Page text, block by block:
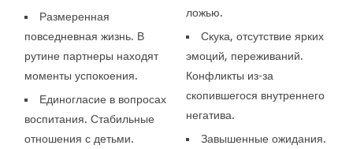
Размеренная
повседневная жизнь. В
рутине партнеры находят
моменты успокоения.
Единогласие в вопросах
воспитания. Стабильные
отношения с детьми.
ложью.
Скука, отсутствие ярких
эмоций, переживаний.
Конфликты из-за
скопившегося внутреннего
негатива.
Завышенные ожидания.